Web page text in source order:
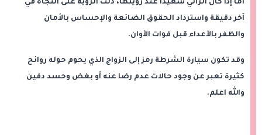
أما إذا كان الرائي سعيدًا عند رؤيتها، دلت الرؤية على النجاة في
آخر دقيقة واسترداد الحقوق الضائعة والإحساس بالأمان
والظفر بالأعداء قبل فوات الأوان.
وقد تكون سيارة الشرطة رمز إلى الزواج الذي يحوم حوله روائح
كثيرة تعبر عن وجود حالات عدم رضا عنه أو بغض وحسد دفين
والله اعلم.